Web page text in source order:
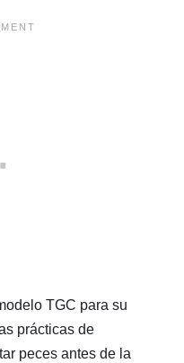
TGC para su
prácticas de
peces antes de la